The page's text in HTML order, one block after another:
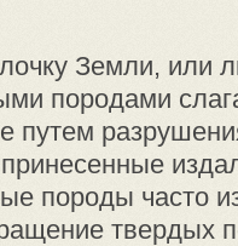
Земли, или
породами
путем
породы часто
твердых